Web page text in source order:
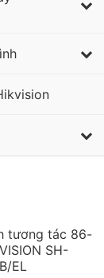
tương tác 86-
SH-
EL